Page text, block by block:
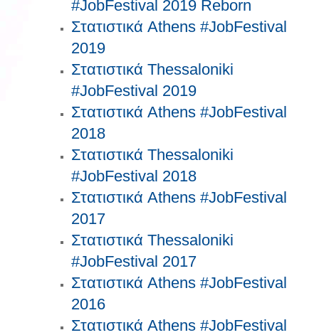
#JobFestival 2019 Reborn
Στατιστικά Athens #JobFestival
2019
Στατιστικά Thessaloniki
#JobFestival 2019
Στατιστικά Athens #JobFestival
2018
Στατιστικά Thessaloniki
#JobFestival 2018
Στατιστικά Athens #JobFestival
2017
Στατιστικά Thessaloniki
#JobFestival 2017
Στατιστικά Athens #JobFestival
2016
Στατιστικά Athens #JobFestival